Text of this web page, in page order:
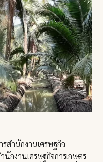
สำนักงานเศรษฐกิจ
กงานเศรษฐกิจการเกษตร